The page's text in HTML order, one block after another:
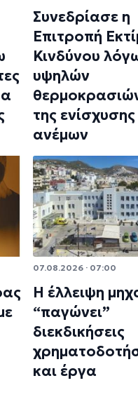
Συνεδρίασε η
Επιτροπή
Κινδύνου
υψηλών
της
ανέμων
07.08.2026 · 07:00
Η έλλειψη
“παγώνει”
διεκδικήσεις
και έργα